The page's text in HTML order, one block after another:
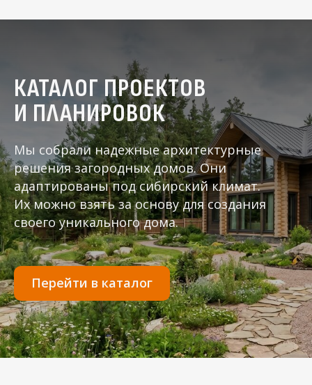
КАТАЛОГ ПРОЕКТОВ
И ПЛАНИРОВОК
Мы собрали надежные архитектурные
решения загородных домов. Они
адаптированы под сибирский климат.
Их можно взять за основу для создания
своего уникального дома.
Перейти в каталог